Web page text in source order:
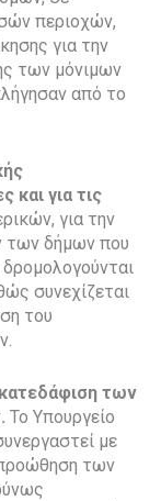
περιοχών,
για την
των μόνιμων
από το
και για τις
για την
δήμων που
συνεχίζεται
του
κατεδάφιση των
Το Υπουργείο
με
των